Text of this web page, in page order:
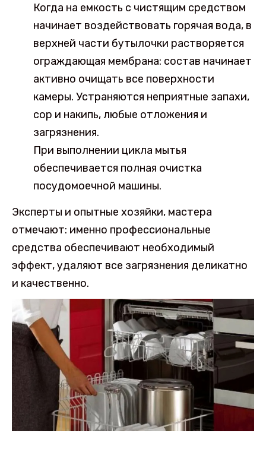
Когда на емкость с чистящим средством
начинает воздействовать горячая вода, в
верхней части бутылочки растворяется
ограждающая мембрана: состав начинает
активно очищать все поверхности
камеры. Устраняются неприятные запахи,
сор и накипь, любые отложения и
загрязнения.
При выполнении цикла мытья
обеспечивается полная очистка
посудомоечной машины.
Эксперты и опытные хозяйки, мастера
отмечают: именно профессиональные
средства обеспечивают необходимый
эффект, удаляют все загрязнения деликатно
и качественно.